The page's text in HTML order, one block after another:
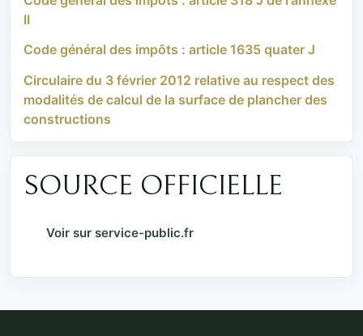
II
Code général des impôts : article 1635 quater J
Circulaire du 3 février 2012 relative au respect des
modalités de calcul de la surface de plancher des
constructions
SOURCE OFFICIELLE
Voir sur service-public.fr